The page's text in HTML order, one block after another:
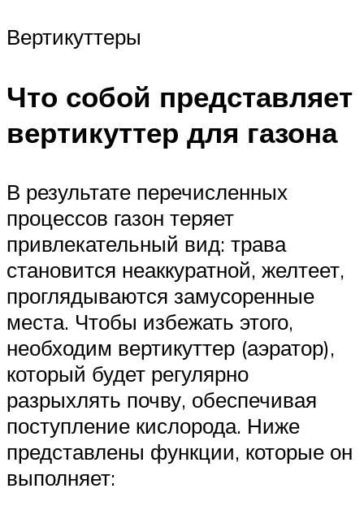
Вертикуттеры
Что собой представляет
вертикуттер для газона
В результате перечисленных
процессов газон теряет
привлекательный вид: трава
становится неаккуратной, желтеет,
проглядываются замусоренные
места. Чтобы избежать этого,
необходим вертикуттер (аэратор),
который будет регулярно
разрыхлять почву, обеспечивая
поступление кислорода. Ниже
представлены функции, которые он
выполняет: